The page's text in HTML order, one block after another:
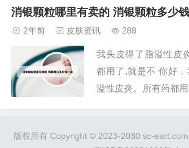
济技术开发区良村安东
公开信息显示，阿康
有分店，...
消银颗粒哪里有卖的 消银颗粒多少
2年前 皮肤资讯 288
我头皮得了脂溢性皮
都用了,就是不 你好
溢性皮炎。所有药都
溢性皮炎的患者千万
版权所有 Copyright © 2023-2030 sc-